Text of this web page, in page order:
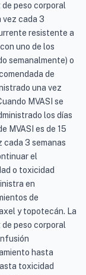
de peso corporal
vez cada 3
resistente a
uno de los
semanalmente) o
de
una vez
MVASI se
los días
MVASI es de 15
cada 3 semanas
el
o toxicidad
en
de
y topotecán. La
de peso corporal
hasta
toxicidad